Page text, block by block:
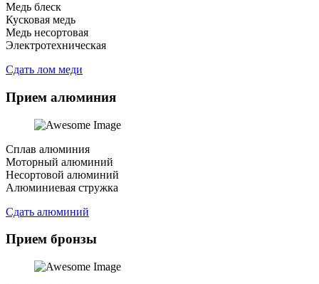
Медь блеск
Кусковая медь
Медь несортовая
Электротехническая
Сдать лом меди
Прием алюминия
Сплав алюминия
Моторный алюминий
Несортовой алюминий
Алюминиевая стружка
Сдать алюминий
Прием бронзы